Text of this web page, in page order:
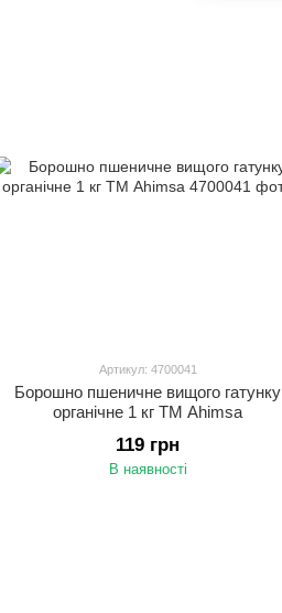
Артикул: 4700041
Борошно пшеничне вищого гатунку
органічне 1 кг ТМ Ahimsa
119 грн
В наявності